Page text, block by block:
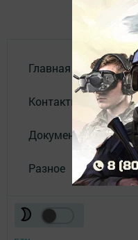
Главная
Контакты
Документы
Разное